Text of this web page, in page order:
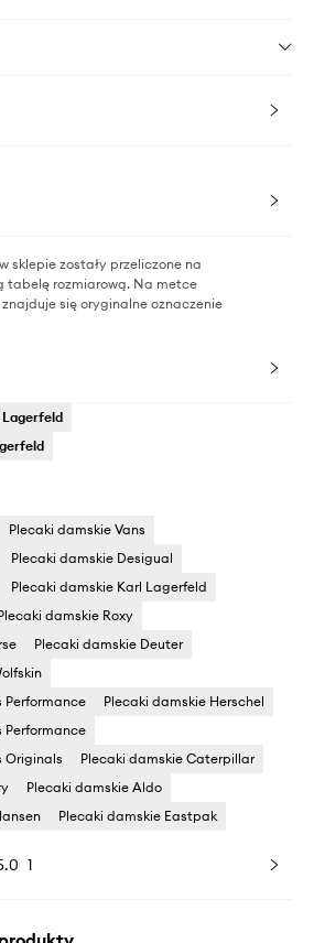
sklepie zostały przeliczone na
tabelę rozmiarową. Na metce
się oryginalne oznaczenie
Plecaki damskie Vans
Plecaki damskie Desigual
Plecaki damskie Karl Lagerfeld
damskie Roxy
Plecaki damskie Deuter
Performance
Plecaki damskie Herschel
Performance
Originals
Plecaki damskie Caterpillar
Plecaki damskie Aldo
Plecaki damskie Eastpak
1